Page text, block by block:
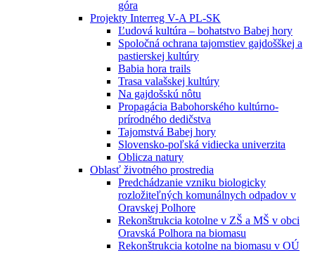
góra
Projekty Interreg V-A PL-SK
Ľudová kultúra – bohatstvo Babej hory
Spoločná ochrana tajomstiev gajdošškej a
pastierskej kultúry
Babia hora trails
Trasa valašskej kultúry
Na gajdošskú nôtu
Propagácia Babohorského kultúrno-
prírodného dedičstva
Tajomstvá Babej hory
Slovensko-poľská vidiecka univerzita
Oblicza natury
Oblasť životného prostredia
Predchádzanie vzniku biologicky
rozložiteľných komunálnych odpadov v
Oravskej Polhore
Rekonštrukcia kotolne v ZŠ a MŠ v obci
Oravská Polhora na biomasu
Rekonštrukcia kotolne na biomasu v OÚ